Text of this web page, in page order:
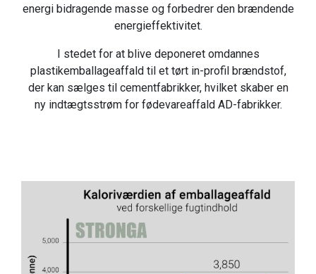
energi bidragende masse og forbedrer den brændende
energieffektivitet.
I stedet for at blive deponeret omdannes
plastikemballageaffald til et tørt in-profil brændstof,
der kan sælges til cementfabrikker, hvilket skaber en
ny indtægtsstrøm for fødevareaffald AD-fabrikker.